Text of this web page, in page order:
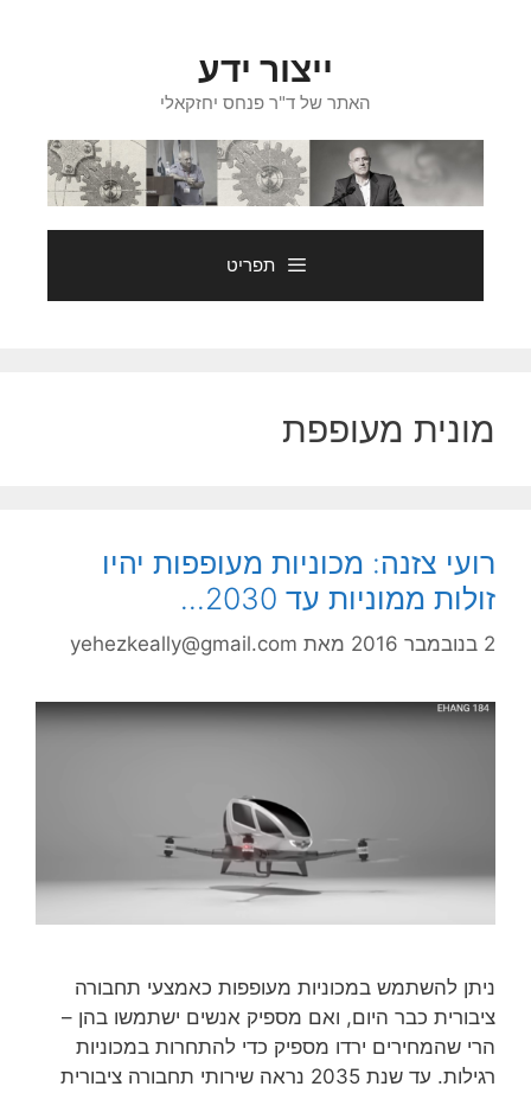
ייצור ידע
האתר של ד"ר פנחס יחזקאלי
תפריט
מונית מעופפת
רועי צזנה: מכוניות מעופפות יהיו
זולות ממוניות עד 2030…
2 בנובמבר 2016 מאת yehezkeally@gmail.com
ניתן להשתמש במכוניות מעופפות כאמצעי תחבורה
ציבורית כבר היום, ואם מספיק אנשים ישתמשו בהן –
הרי שהמחירים ירדו מספיק כדי להתחרות במכוניות
רגילות. עד שנת 2035 נראה שירותי תחבורה ציבורית